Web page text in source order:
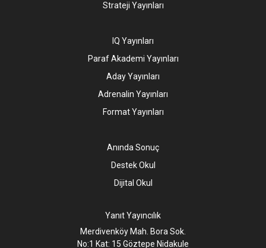
Strateji Yayınları
IQ Yayınları
Paraf Akademi Yayınları
Aday Yayınları
Adrenalin Yayınları
Format Yayınları
Anında Sonuç
Destek Okul
Dijital Okul
Yanıt Yayıncılık
Merdivenköy Mah. Bora Sok.
No:1 Kat: 15 Göztepe Nidakule